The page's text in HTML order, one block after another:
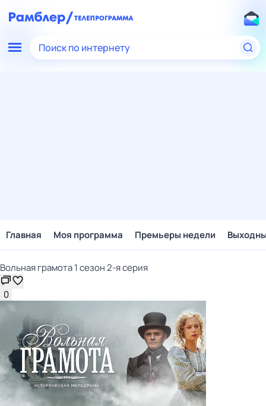
Поиск по интернету
Главная Моя программа Премьеры недели
Вольная грамота 1 сезон 2-я серия
0